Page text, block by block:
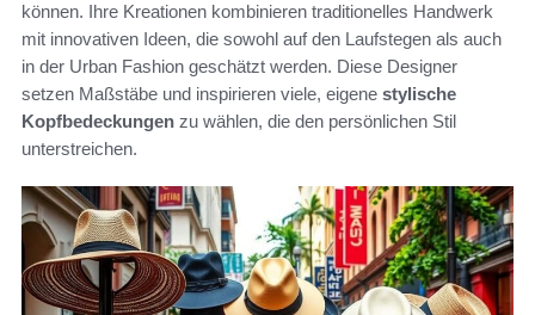
können. Ihre Kreationen kombinieren traditionelles Handwerk
mit innovativen Ideen, die sowohl auf den Laufstegen als auch
in der Urban Fashion geschätzt werden. Diese Designer
setzen Maßstäbe und inspirieren viele, eigene stylische
Kopfbedeckungen zu wählen, die den persönlichen Stil
unterstreichen.